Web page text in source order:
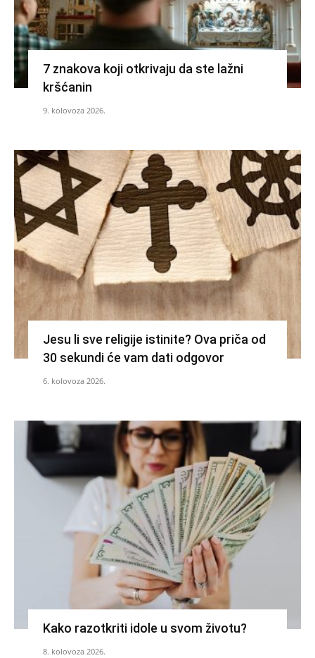
7 znakova koji otkrivaju da ste lažni
kršćanin
9. kolovoza 2026.
Jesu li sve religije istinite? Ova priča od
30 sekundi će vam dati odgovor
6. kolovoza 2026.
Kako razotkriti idole u svom životu?
8. kolovoza 2026.